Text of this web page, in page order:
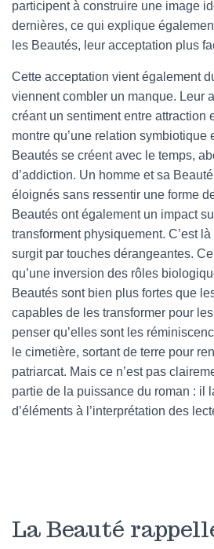
participent à construire une image
dernières, ce qui explique
les Beautés, leur acceptation plus
Cette acceptation vient également
viennent combler un manque. Leur
créant un sentiment entre attraction
montre qu’une relation symbiotique
Beautés se créent avec le temps,
d’addiction. Un homme et sa
éloignés sans ressentir une forme
Beautés ont également un impact
transforment physiquement. C’est
surgit par touches dérangeantes.
qu’une inversion des rôles
Beautés sont bien plus fortes que
capables de les transformer pour
penser qu’elles sont les
le cimetière, sortant de terre pour
patriarcat. Mais ce n’est pas
partie de la puissance du roman : il
d’éléments à l’interprétation des
La Beauté